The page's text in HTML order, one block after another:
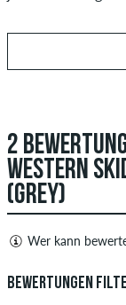
2
WESTERN
(GREY)
Wer kann
Nur Personen mit
Bewertungen
BEWERTUNGEN